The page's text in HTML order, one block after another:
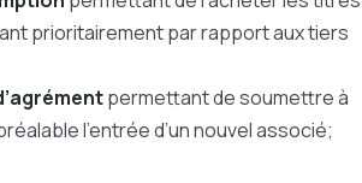
prioritairement par rapport aux tiers
permettant de soumettre à
l’entrée d’un nouvel associé;